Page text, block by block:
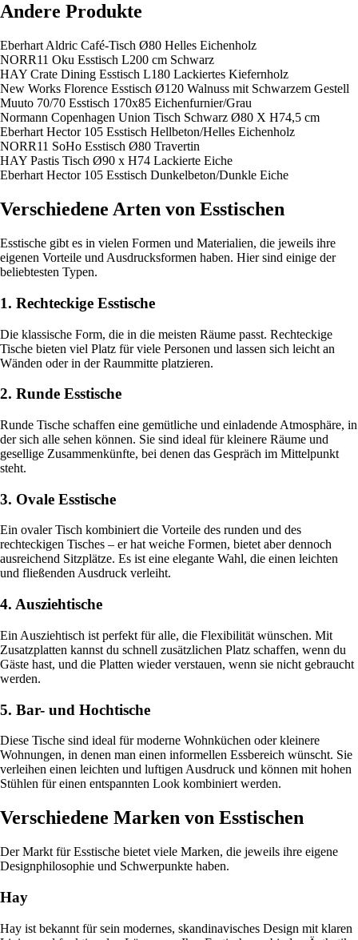
Andere Produkte
Eberhart Aldric Café-Tisch Ø80 Helles Eichenholz
NORR11 Oku Esstisch L200 cm Schwarz
HAY Crate Dining Esstisch L180 Lackiertes Kiefernholz
New Works Florence Esstisch Ø120 Walnuss mit Schwarzem Gestell
Muuto 70/70 Esstisch 170x85 Eichenfurnier/Grau
Normann Copenhagen Union Tisch Schwarz Ø80 X H74,5 cm
Eberhart Hector 105 Esstisch Hellbeton/Helles Eichenholz
NORR11 SoHo Esstisch Ø80 Travertin
HAY Pastis Tisch Ø90 x H74 Lackierte Eiche
Eberhart Hector 105 Esstisch Dunkelbeton/Dunkle Eiche
Verschiedene Arten von Esstischen
Esstische gibt es in vielen Formen und Materialien, die jeweils ihre
eigenen Vorteile und Ausdrucksformen haben. Hier sind einige der
beliebtesten Typen.
1. Rechteckige Esstische
Die klassische Form, die in die meisten Räume passt. Rechteckige
Tische bieten viel Platz für viele Personen und lassen sich leicht an
Wänden oder in der Raummitte platzieren.
2. Runde Esstische
Runde Tische schaffen eine gemütliche und einladende Atmosphäre, in
der sich alle sehen können. Sie sind ideal für kleinere Räume und
gesellige Zusammenkünfte, bei denen das Gespräch im Mittelpunkt
steht.
3. Ovale Esstische
Ein ovaler Tisch kombiniert die Vorteile des runden und des
rechteckigen Tisches – er hat weiche Formen, bietet aber dennoch
ausreichend Sitzplätze. Es ist eine elegante Wahl, die einen leichten
und fließenden Ausdruck verleiht.
4. Ausziehtische
Ein Ausziehtisch ist perfekt für alle, die Flexibilität wünschen. Mit
Zusatzplatten kannst du schnell zusätzlichen Platz schaffen, wenn du
Gäste hast, und die Platten wieder verstauen, wenn sie nicht gebraucht
werden.
5. Bar- und Hochtische
Diese Tische sind ideal für moderne Wohnküchen oder kleinere
Wohnungen, in denen man einen informellen Essbereich wünscht. Sie
verleihen einen leichten und luftigen Ausdruck und können mit hohen
Stühlen für einen entspannten Look kombiniert werden.
Verschiedene Marken von Esstischen
Der Markt für Esstische bietet viele Marken, die jeweils ihre eigene
Designphilosophie und Schwerpunkte haben.
Hay
Hay ist bekannt für sein modernes, skandinavisches Design mit klaren